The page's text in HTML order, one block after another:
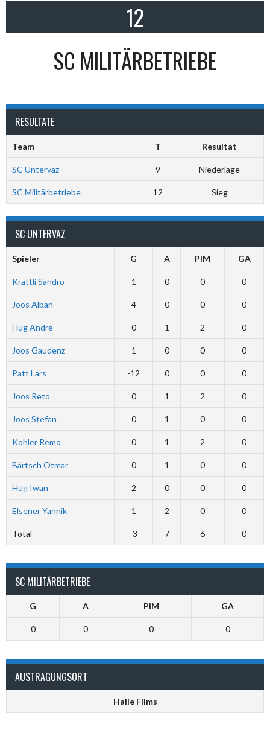
12
SC MILITÄRBETRIEBE
RESULTATE
Team T Resultat
SC Untervaz 9 Niederlage
SC Militärbetriebe 12 Sieg
SC UNTERVAZ
Spieler G A PIM GA
Krättli Sandro 1 0 0 0
Joos Alban 4 0 0 0
Hug André 0 1 2 0
Joos Gaudenz 1 0 0 0
Patt Lars -12 0 0 0
Joos Reto 0 1 2 0
Joos Stefan 0 1 0 0
Kohler Remo 0 1 2 0
Bärtsch Otmar 0 1 0 0
Hug Iwan 2 0 0 0
Elsener Yannik 1 2 0 0
Total -3 7 6 0
SC MILITÄRBETRIEBE
G A PIM GA
0 0 0 0
AUSTRAGUNGSORT
Halle Flims